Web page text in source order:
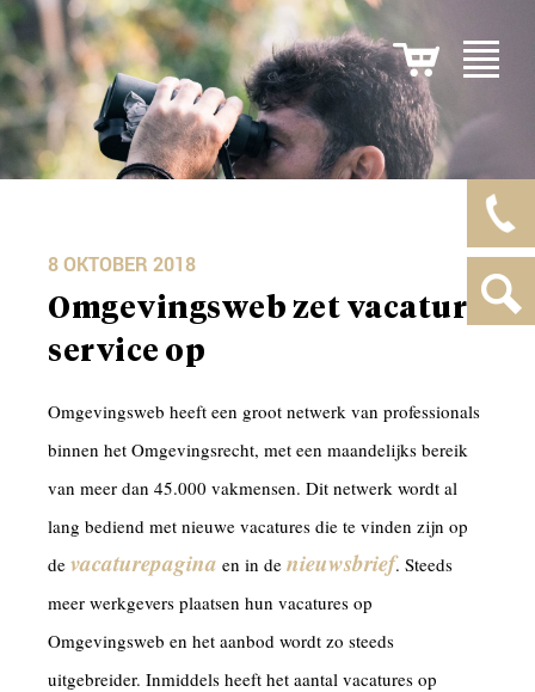
8 OKTOBER 2018
Omgevingsweb zet vacature
service op
Omgevingsweb heeft een groot netwerk van professionals
binnen het Omgevingsrecht, met een maandelijks bereik
van meer dan 45.000 vakmensen. Dit netwerk wordt al
lang bediend met nieuwe vacatures die te vinden zijn op
de vacaturepagina en in de nieuwsbrief. Steeds
meer werkgevers plaatsen hun vacatures op
Omgevingsweb en het aanbod wordt zo steeds
uitgebreider. Inmiddels heeft het aantal vacatures op